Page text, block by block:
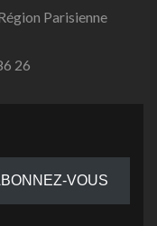
Parisienne
26
droits réservés
VOUS